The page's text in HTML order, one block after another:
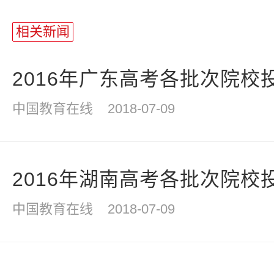
相关新闻
2016年广东高考各批次院校
中国教育在线 2018-07-09
2016年湖南高考各批次院校
中国教育在线 2018-07-09